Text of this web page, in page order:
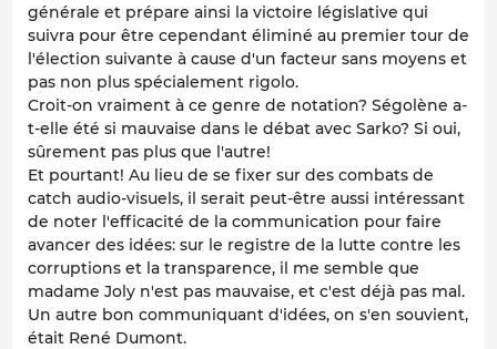
générale et prépare ainsi la victoire législative qui
suivra pour être cependant éliminé au premier tour de
l'élection suivante à cause d'un facteur sans moyens et
pas non plus spécialement rigolo.
Croit-on vraiment à ce genre de notation? Ségolène a-
t-elle été si mauvaise dans le débat avec Sarko? Si oui,
sûrement pas plus que l'autre!
Et pourtant! Au lieu de se fixer sur des combats de
catch audio-visuels, il serait peut-être aussi intéressant
de noter l'efficacité de la communication pour faire
avancer des idées: sur le registre de la lutte contre les
corruptions et la transparence, il me semble que
madame Joly n'est pas mauvaise, et c'est déjà pas mal.
Un autre bon communiquant d'idées, on s'en souvient,
était René Dumont.